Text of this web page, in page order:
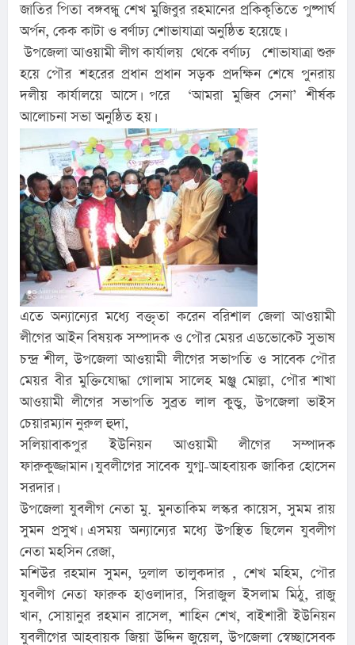
জাতির পিতা বঙ্গবন্ধু শেখ মুজিবুর রহমানের প্রকিকৃতিতে পুষ্পার্ঘ
অর্পন, কেক কাটা ও বর্ণাঢ্য শোভাযাত্রা অনুষ্ঠিত হয়েছে।
উপজেলা আওয়ামী লীগ কার্যালয় থেকে বর্ণাঢ্য শোভাযাত্রা শুরু
হয়ে পৌর শহরের প্রধান প্রধান সড়ক প্রদক্ষিন শেষে পুনরায়
দলীয় কার্যালয়ে আসে। পরে ‘আমরা মুজিব সেনা’ শীর্ষক
আলোচনা সভা অনুষ্ঠিত হয়।
এতে অন্যান্যের মধ্যে বক্তৃতা করেন বরিশাল জেলা আওয়ামী
লীগের আইন বিষয়ক সম্পাদক ও পৌর মেয়র এডভোকেট সুভাষ
চন্দ্র শীল, উপজেলা আওয়ামী লীগের সভাপতি ও সাবেক পৌর
মেয়র বীর মুক্তিযোদ্ধা গোলাম সালেহ মঞ্জু মোল্লা, পৌর শাখা
আওয়ামী লীগের সভাপতি সুব্রত লাল কুন্ডু, উপজেলা ভাইস
চেয়ারম্যান নুরুল হুদা,
সলিয়াবাকপুর ইউনিয়ন আওয়ামী লীগের সম্পাদক
ফারুকুজ্জামান। যুবলীগের সাবেক যুগ্ম-আহবায়ক জাকির হোসেন
সরদার।
উপজেলা যুবলীগ নেতা মু. মুনতাকিম লস্কর কায়েস, সুমম রায়
সুমন প্রসুখ। এসময় অন্যান্যের মধ্যে উপস্থিত ছিলেন যুবলীগ
নেতা মহসিন রেজা,
মশিউর রহমান সুমন, দুলাল তালুকদার , শেখ মহিম, পৌর
যুবলীগ নেতা ফারুক হাওলাদার, সিরাজুল ইসলাম মিঠু, রাজু
খান, সোয়ানুর রহমান রাসেল, শাহিন শেখ, বাইশারী ইউনিয়ন
যুবলীগের আহবায়ক জিয়া উদ্দিন জুয়েল, উপজেলা স্বেচ্ছাসেবক